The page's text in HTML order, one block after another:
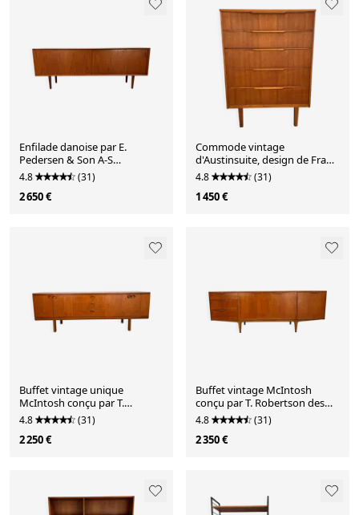
Enfilade danoise par E.
Pedersen & Son A-S
Copenhague.
4.8 (31)
2 650 €
Commode vintage
d'Austinsuite, design de Frank
Guille, années 1960.
4.8 (31)
1 450 €
Buffet vintage unique
McIntosh conçu par T.
Robertson des années 1960.
4.8 (31)
2 250 €
Buffet vintage McIntosh
conçu par T. Robertson des
années 1960.
4.8 (31)
2 350 €